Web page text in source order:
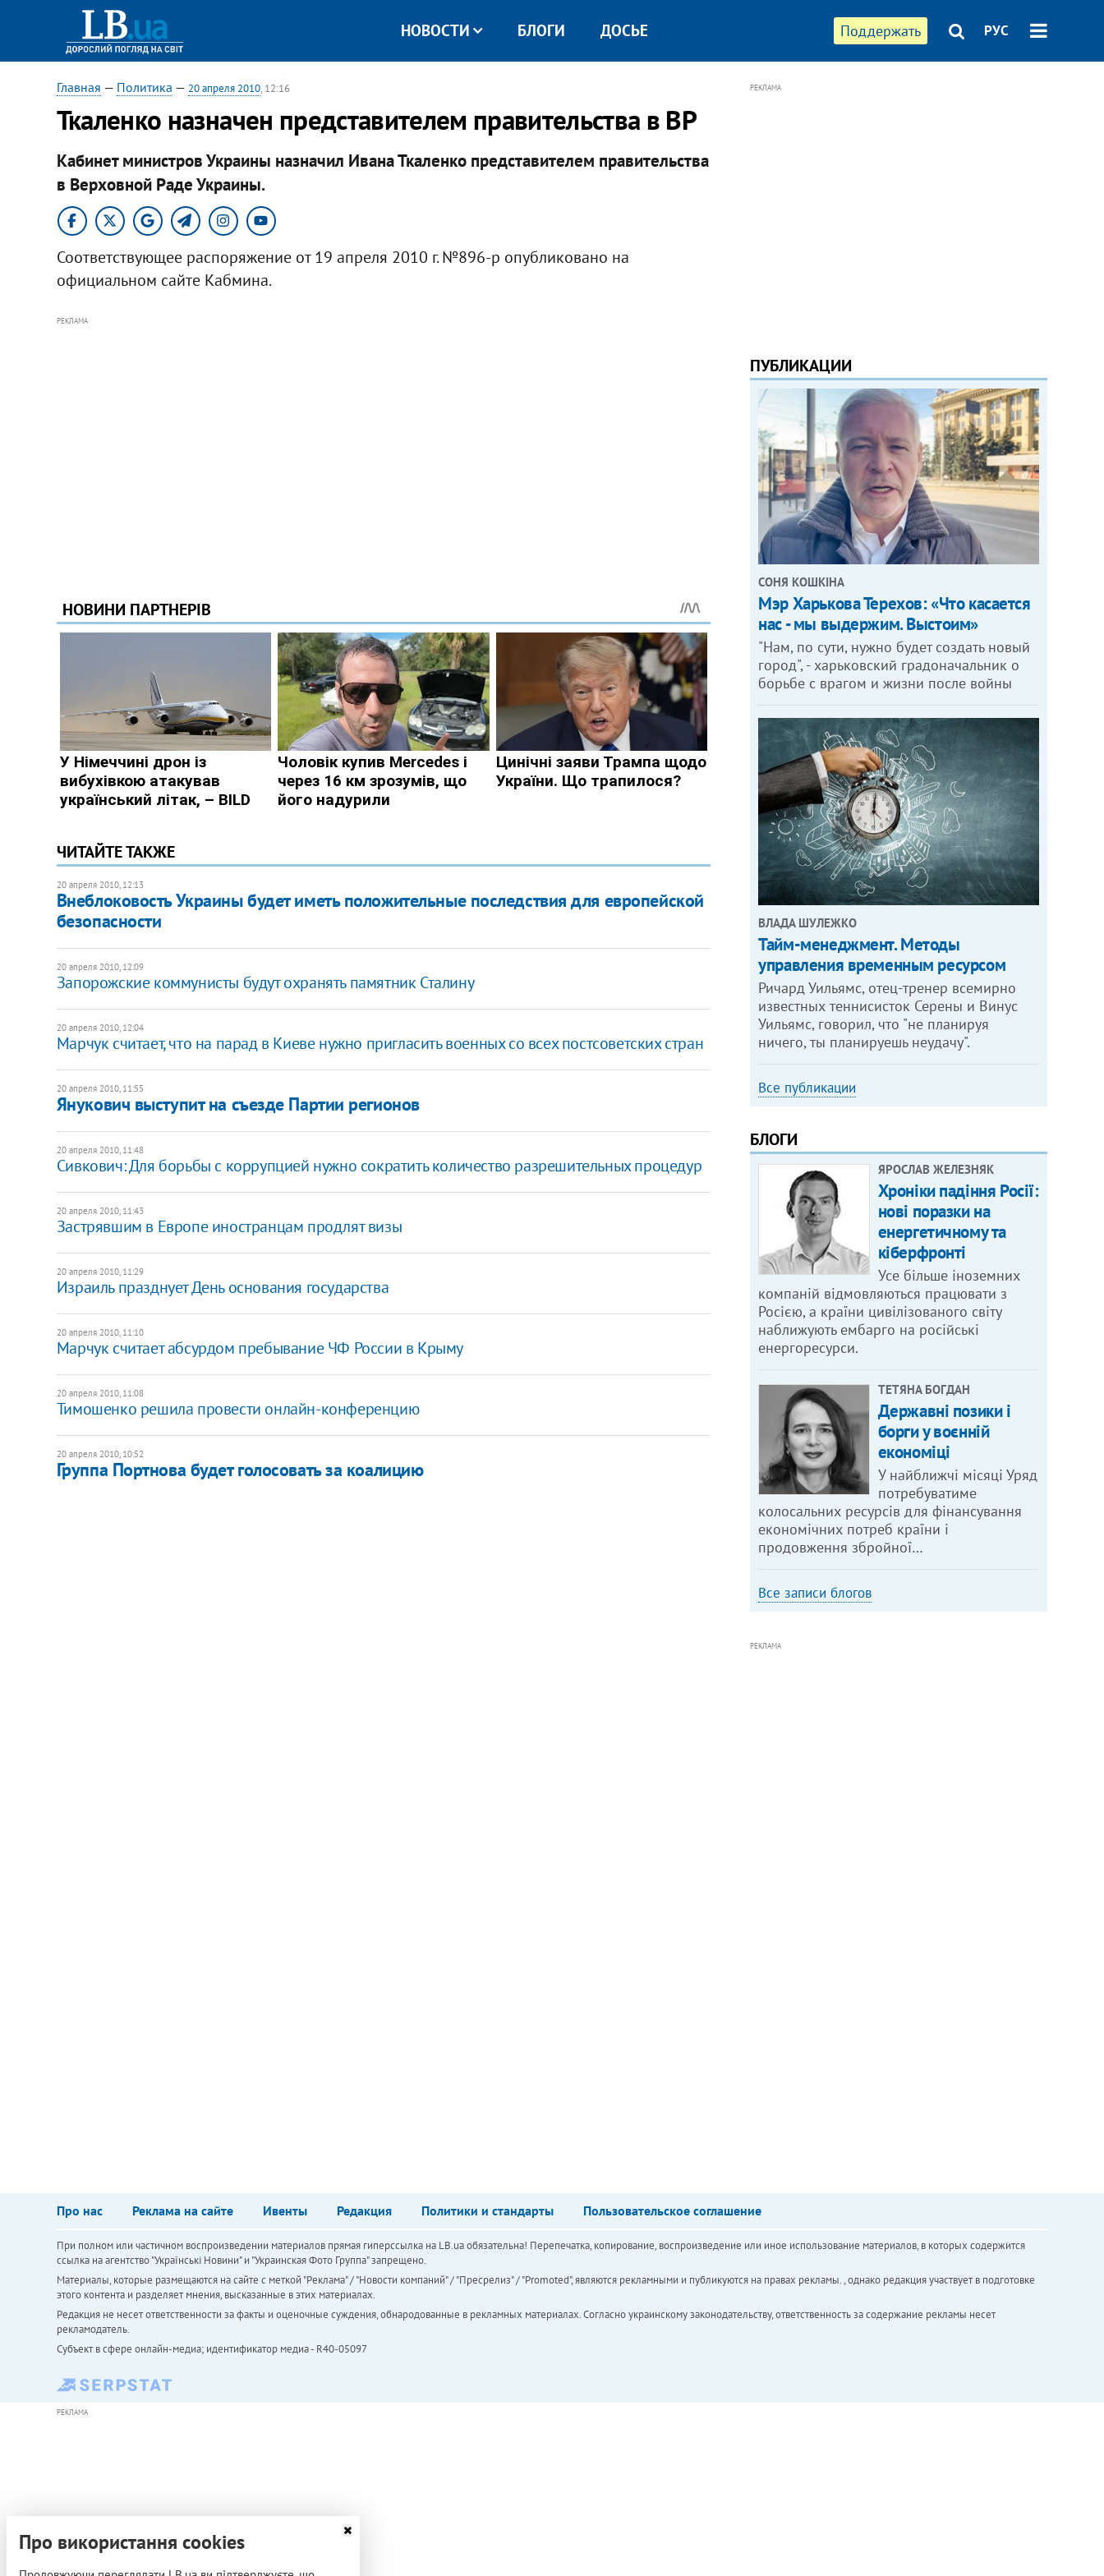
Поддержать РУС
НОВОСТИ БЛОГИ ДОСЬЕ
Главная — Политика — 20 апреля 2010, 12:16
Ткаленко назначен представителем правительства в ВР
Кабинет министров Украины назначил Ивана Ткаленко представителем правительства
в Верховной Раде Украины.
Соответствующее распоряжение от 19 апреля 2010 г. №896-р опубликовано на
официальном сайте Кабмина.
РЕКЛАМА
ЧИТАЙТЕ ТАКЖЕ
20 апреля 2010, 12:13
Внеблоковость Украины будет иметь положительные последствия для европейской
безопасности
20 апреля 2010, 12:09
Запорожские коммунисты будут охранять памятник Сталину
20 апреля 2010, 12:04
Марчук считает, что на парад в Киеве нужно пригласить военных со всех постсоветских стран
20 апреля 2010, 11:55
Янукович выступит на съезде Партии регионов
20 апреля 2010, 11:48
Сивкович: Для борьбы с коррупцией нужно сократить количество разрешительных процедур
20 апреля 2010, 11:43
Застрявшим в Европе иностранцам продлят визы
20 апреля 2010, 11:29
Израиль празднует День основания государства
20 апреля 2010, 11:10
Марчук считает абсурдом пребывание ЧФ России в Крыму
20 апреля 2010, 11:08
Тимошенко решила провести онлайн-конференцию
20 апреля 2010, 10:52
Группа Портнова будет голосовать за коалицию
РЕКЛАМА
ПУБЛИКАЦИИ
СОНЯ КОШКІНА
Мэр Харькова Терехов: «Что касается
нас - мы выдержим. Выстоим»
"Нам, по сути, нужно будет создать новый
город", - харьковский градоначальник о
борьбе с врагом и жизни после войны
ВЛАДА ШУЛЕЖКО
Тайм-менеджмент. Методы
управления временным ресурсом
Ричард Уильямс, отец-тренер всемирно
известных теннисисток Серены и Винус
Уильямс, говорил, что "не планируя
ничего, ты планируешь неудачу".
Все публикации
БЛОГИ
ЯРОСЛАВ ЖЕЛЕЗНЯК
Хроніки падіння Росії:
нові поразки на
енергетичному та
кіберфронті
Усе більше іноземних
компаній відмовляються працювати з
Росією, а країни цивілізованого світу
наближують ембарго на російські
енергоресурси.
ТЕТЯНА БОГДАН
Державні позики і
борги у воєнній
економіці
У найближчі місяці Уряд
потребуватиме
колосальних ресурсів для фінансування
економічних потреб країни і
продовження збройної…
Все записи блогов
РЕКЛАМА
Про нас Реклама на сайте Ивенты Редакция Политики и стандарты Пользовательское соглашение
При полном или частичном воспроизведении материалов прямая гиперссылка на LB.ua обязательна! Перепечатка, копирование, воспроизведение или иное использование материалов, в которых содержится
ссылка на агентство "Українськi Новини" и "Украинская Фото Группа" запрещено.
Материалы, которые размещаются на сайте с меткой "Реклама" / "Новости компаний" / "Пресрелиз" / "Promoted", являются рекламными и публикуются на правах рекламы. , однако редакция участвует в подготовке
этого контента и разделяет мнения, высказанные в этих материалах.
Редакция не несет ответственности за факты и оценочные суждения, обнародованные в рекламных материалах. Согласно украинскому законодательству, ответственность за содержание рекламы несет
рекламодатель.
Субъект в сфере онлайн-медиа; идентификатор медиа - R40-05097
РЕКЛАМА
Про використання cookies